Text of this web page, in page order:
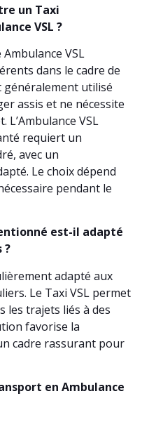
un Taxi
VSL ?
VSL
dans le cadre de
généralement utilisé
assis et ne nécessite
VSL
requiert un
avec un
Le choix dépend
pendant le
est-il adapté
?
adapté aux
Le Taxi VSL permet
les trajets liés à des
favorise la
cadre rassurant pour
en Ambulance